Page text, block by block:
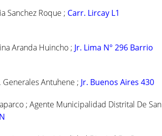
Sanchez Roque ; Carr. Lircay L1
Aranda Huincho ; Jr. Lima N° 296 Barrio
Generales Antuhene ; Jr. Buenos Aires 430
; Agente Municipalidad Distrital De San